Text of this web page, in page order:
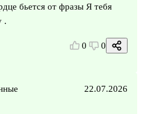
бьется от фразы Я тебя
.
0 0
22.07.2026